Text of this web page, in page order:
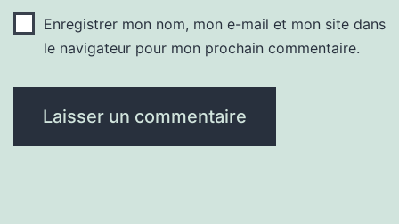
Enregistrer mon nom, mon e-mail et mon site dans
le navigateur pour mon prochain commentaire.